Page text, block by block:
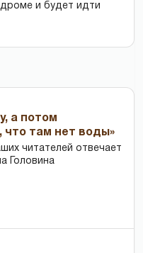
и будет идти
а потом
что там нет воды»
читателей отвечает
Головина